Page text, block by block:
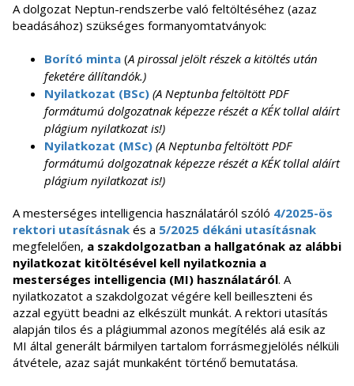
A dolgozat Neptun-rendszerbe való feltöltéséhez (azaz
beadásához) szükséges formanyomtatványok:
Borító minta (A pirossal jelölt részek a kitöltés után
feketére állítandók.)
Nyilatkozat (BSc) (A Neptunba feltöltött PDF
formátumú dolgozatnak képezze részét a KÉK tollal aláírt
plágium nyilatkozat is!)
Nyilatkozat (MSc) (A Neptunba feltöltött PDF
formátumú dolgozatnak képezze részét a KÉK tollal aláírt
plágium nyilatkozat is!)
A mesterséges intelligencia használatáról szóló 4/2025-ös
rektori utasításnak és a 5/2025 dékáni utasításnak
megfelelően, a szakdolgozatban a hallgatónak az alábbi
nyilatkozat kitöltésével kell nyilatkoznia a
mesterséges intelligencia (MI) használatáról. A
nyilatkozatot a szakdolgozat végére kell beilleszteni és
azzal együtt beadni az elkészült munkát. A rektori utasítás
alapján tilos és a plágiummal azonos megítélés alá esik az
MI által generált bármilyen tartalom forrásmegjelölés nélküli
átvétele, azaz saját munkaként történő bemutatása.